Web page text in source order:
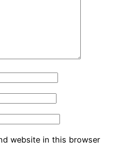
website in this browser